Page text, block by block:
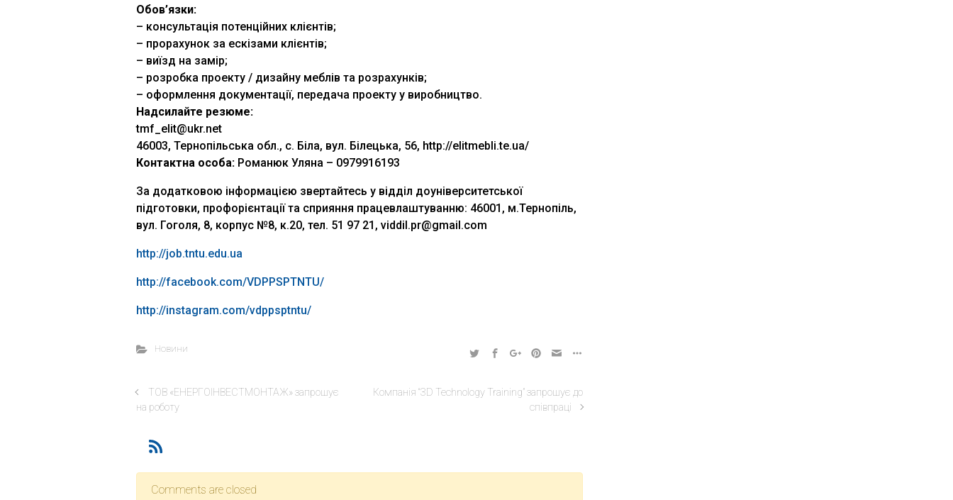
Обов’язки:
– консультація потенційних клієнтів;
– прорахунок за ескізами клієнтів;
– виїзд на замір;
– розробка проекту / дизайну меблів та розрахунків;
– оформлення документації, передача проекту у виробництво.
Надсилайте резюме:
tmf_elit@ukr.net
46003, Тернопільська обл., с. Біла, вул. Білецька, 56, http://elitmebli.te.ua/
Контактна особа: Романюк Уляна – 0979916193
За додатковою інформацією звертайтесь у відділ доуніверситетської
підготовки, профорієнтації та сприяння працевлаштуванню: 46001, м.Тернопіль,
вул. Гоголя, 8, корпус №8, к.20, тел. 51 97 21, viddil.pr@gmail.com
http://job.tntu.edu.ua
http://facebook.com/VDPPSPTNTU/
http://instagram.com/vdppsptntu/
Новини
ТОВ «ЕНЕРГОІНВЕСТМОНТАЖ» запрошує
на роботу
Компанія “3D Technology Training” запрошує до
співпраці
Comments are closed